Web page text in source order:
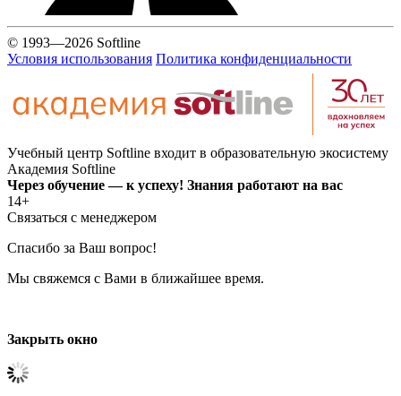
© 1993—2026 Softline
Условия использования Политика конфиденциальности
Учебный центр Softline входит в образовательную экосистему
Академия Softline
Через обучение — к успеху! Знания работают на вас
14+
Связаться с менеджером
Спасибо за Ваш вопрос!
Мы свяжемся с Вами в ближайшее время.
Закрыть окно